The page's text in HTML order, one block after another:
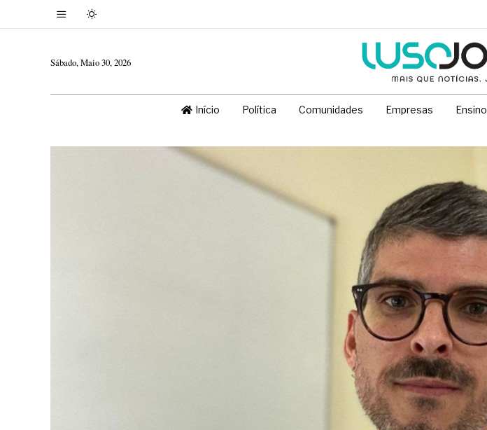
Sábado, Maio 30, 2026
Início Política Comunidades Empresas Ensino